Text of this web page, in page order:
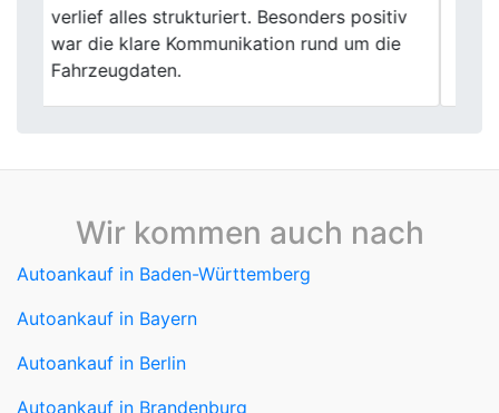
verkaufen und hab schnell einen Termin
bekommen. Vor Ort lief alles strukturiert,
ohne Hektik oder Druck.
Wir kommen auch nach
Autoankauf in Baden-Württemberg
Autoankauf in Bayern
Autoankauf in Berlin
Autoankauf in Brandenburg